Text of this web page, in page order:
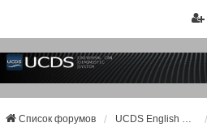
Список форумов UCDS English Support